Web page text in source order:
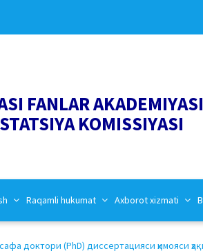
FANLAR
KOMISSIYASI
Raqamli hukumat Axborot xizmati
доктори (PhD) диссертацияси ҳимояси